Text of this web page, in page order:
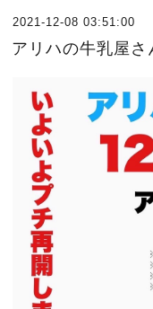
2021-12-08 03:51:00
アリハの牛乳屋さ